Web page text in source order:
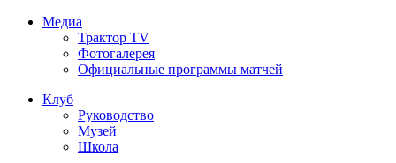
Медиа
Трактор TV
Фотогалерея
Официальные программы матчей
Клуб
Руководство
Музей
Школа